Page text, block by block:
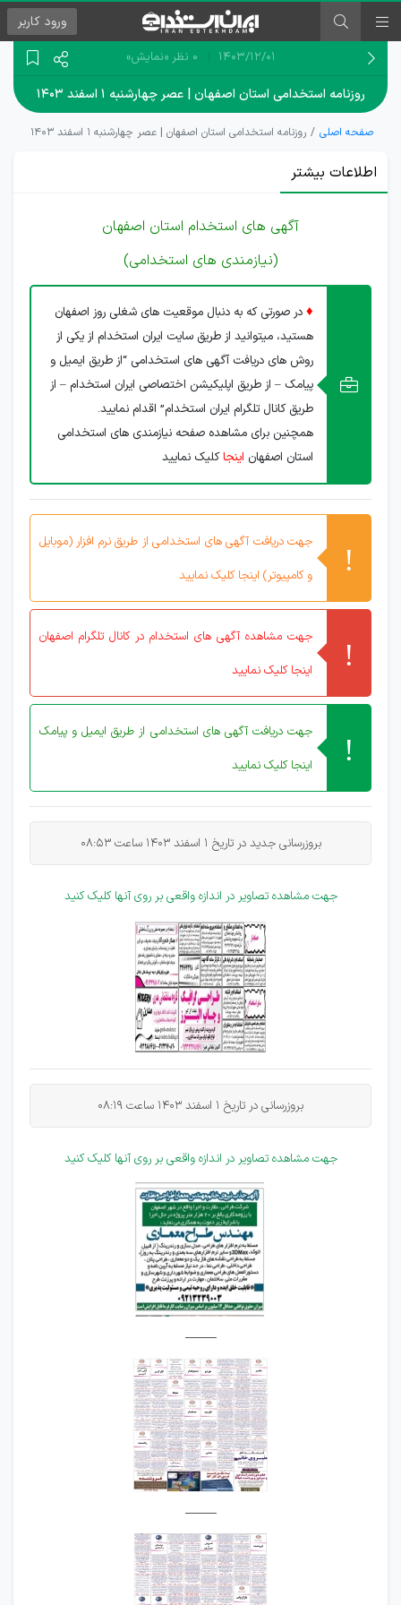
ورود کاربر
۱۴۰۳/۱۲/۰۱ 0 نظر «نمایش»
روزنامه استخدامی استان اصفهان | عصر چهارشنبه ۱ اسفند ۱۴۰۳
صفحه اصلی روزنامه استخدامی استان اصفهان | عصر چهارشنبه ۱ اسفند ۱۴۰۳
اطلاعات بیشتر
آگهی های استخدام استان اصفهان
(نیازمندی های استخدامی)
♦ در صورتی که به دنبال موقعیت های شغلی روز اصفهان
هستید، میتوانید از طریق سایت ایران استخدام از یکی از
روش های دریافت آگهی های استخدامی “از طریق ایمیل و
پیامک – از طریق اپلیکیشن اختصاصی ایران استخدام – از
طریق کانال تلگرام ایران استخدام” اقدام نمایید.
همچنین برای مشاهده صفحه نیازمندی های استخدامی
استان اصفهان اینجاکلیک نمایید
جهت دریافت آگهی های استخدامی از طریق نرم افزار (موبایل
و کامپیوتر) اینجا کلیک نمایید
جهت مشاهده آگهی های استخدام در کانال تلگرام اصفهان
اینجا کلیک نمایید
جهت دریافت آگهی های استخدامی از طریق ایمیل و پیامک
اینجا کلیک نمایید
بروزرسانی جدید در تاریخ 1 اسفند 1403 ساعت 08:53
جهت مشاهده تصاویر در اندازه واقعی بر روی آنها کلیک کنید
بروزرسانی در تاریخ 1 اسفند 1403 ساعت 08:19
جهت مشاهده تصاویر در اندازه واقعی بر روی آنها کلیک کنید
_____
_____